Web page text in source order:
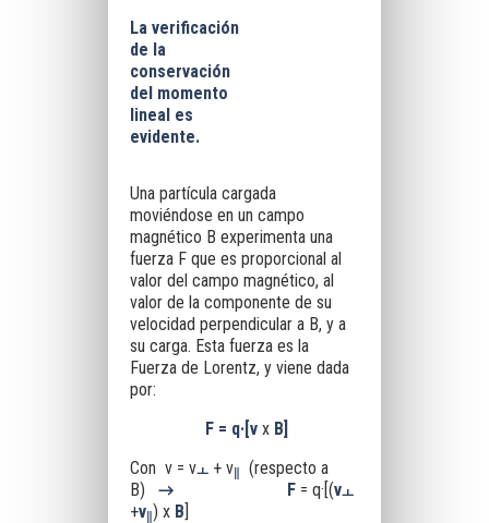
La verificación
de la
conservación
del momento
lineal es
evidente.
Una partícula cargada
moviéndose en un campo
magnético B experimenta una
fuerza F que es proporcional al
valor del campo magnético, al
valor de la componente de su
velocidad perpendicular a B, y a
su carga. Esta fuerza es la
Fuerza de Lorentz, y viene dada
por:
F = q·[vxB]
Con v = vￌ+ v
(respecto a
B)
→ F= q·[(vￌ
+v ) xB]